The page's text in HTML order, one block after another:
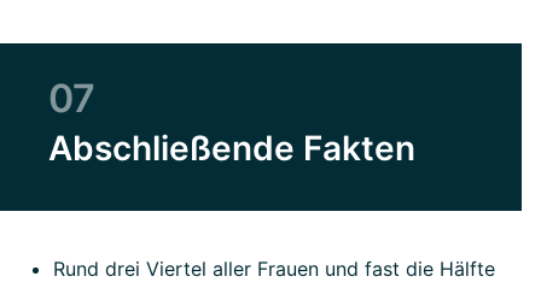
07
Abschließende Fakten
Rund drei Viertel aller Frauen und fast die Hälfte